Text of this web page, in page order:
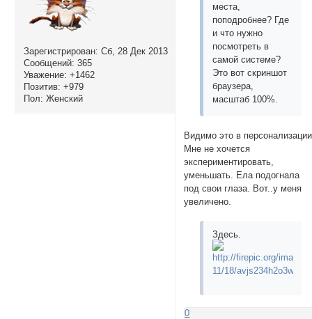
Зарегистрирован: Сб, 28 Дек 2013
Сообщений: 365
Уважение: +1462
Позитив: +979
Пол: Женский
места,
поподробнее? Где
и что нужно
посмотреть в
самой системе?
Это вот скриншот
браузера,
масштаб 100%.
Видимо это в
Мне не хочется
экспериментировать,
уменьшать. Ела подогнала
под свои глаза. Вот..у меня
увеличено.
Здесь.
0